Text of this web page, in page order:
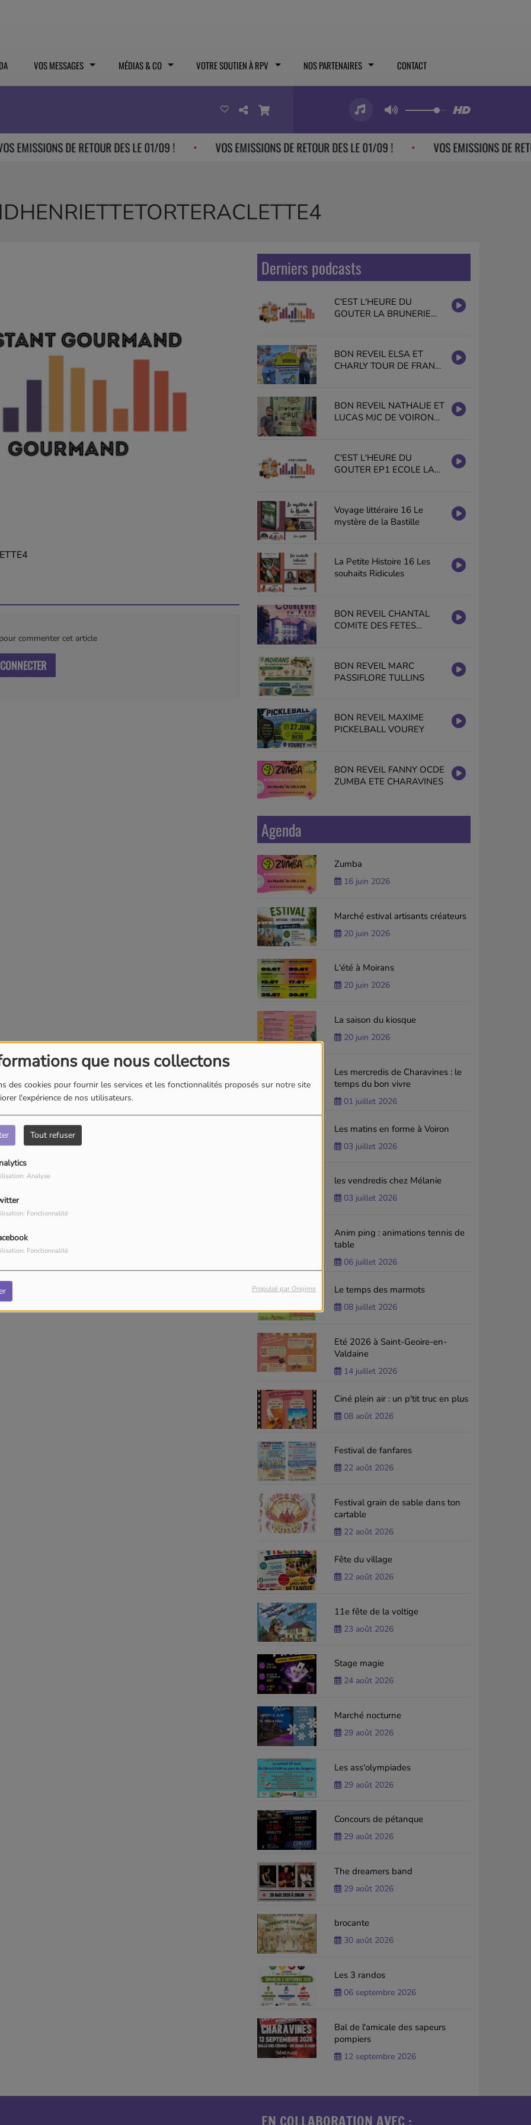
que nous collectons
des cookies pour fournir les services et les fonctionnalités proposés sur notre site
l'expérience de nos utilisateurs.
Tout refuser
Analyse
Fonctionnalité
Fonctionnalité
Propulsé par Orejime
VOS MESSAGES MÉDIAS & CO VOTRE SOUTIEN À RPV NOS PARTENAIRES CONTACT
DE RETOUR DES LE 01/09 ! VOS EMISSIONS DE RETOUR DES LE 01/09 ! VOS EMISSIONS DE RETOUR
commenter cet article
Derniers podcasts
C'EST L'HEURE DU
GOUTER LA BRUNERIE
BON REVEIL ELSA ET
CHARLY TOUR DE FRANCE
BON REVEIL NATHALIE ET
LUCAS MJC DE VOIRON
C'EST L'HEURE DU
GOUTER EP1 ECOLE LA
Voyage littéraire 16 Le
mystère de la Bastille
La Petite Histoire 16 Les
souhaits Ridicules
BON REVEIL CHANTAL
COMITE DES FETES
BON REVEIL MARC
PASSIFLORE TULLINS
BON REVEIL MAXIME
PICKELBALL VOUREY
BON REVEIL FANNY OCDE
ZUMBA ETE CHARAVINES
Agenda
Zumba
16 juin 2026
Marché estival artisants créateurs
20 juin 2026
L'été à Moirans
20 juin 2026
La saison du kiosque
20 juin 2026
Les mercredis de Charavines : le
temps du bon vivre
01 juillet 2026
Les matins en forme à Voiron
03 juillet 2026
les vendredis chez Mélanie
03 juillet 2026
Anim ping : animations tennis de
table
06 juillet 2026
Le temps des marmots
08 juillet 2026
Eté 2026 à Saint-Geoire-en-
Valdaine
14 juillet 2026
Ciné plein air : un p'tit truc en plus
08 août 2026
Festival de fanfares
22 août 2026
Festival grain de sable dans ton
cartable
22 août 2026
Fête du village
22 août 2026
11e fête de la voltige
23 août 2026
Stage magie
24 août 2026
Marché nocturne
29 août 2026
Les ass'olympiades
29 août 2026
Concours de pétanque
29 août 2026
The dreamers band
29 août 2026
brocante
30 août 2026
Les 3 randos
06 septembre 2026
Bal de l'amicale des sapeurs
pompiers
12 septembre 2026
EN COLLABORATION AVEC :